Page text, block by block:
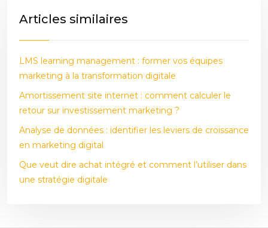
Articles similaires
LMS learning management : former vos équipes
marketing à la transformation digitale
Amortissement site internet : comment calculer le
retour sur investissement marketing ?
Analyse de données : identifier les leviers de croissance
en marketing digital
Que veut dire achat intégré et comment l’utiliser dans
une stratégie digitale